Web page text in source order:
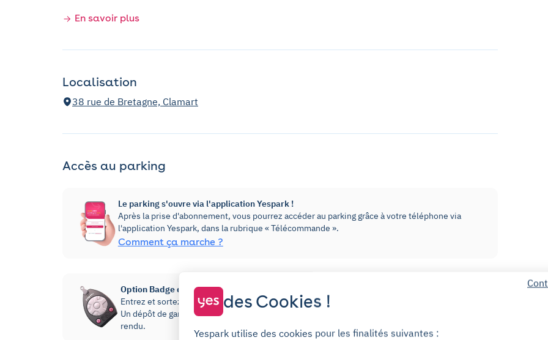
En savoir plus
Localisation
38 rue de Bretagne, Clamart
Accès au parking
Le parking s'ouvre via l'application Yespark !
Après la prise d'abonnement, vous pourrez accéder au parking grâce à votre téléphone via
l'application Yespark, dans la rubrique « Télécommande ».
Comment ça marche ?
Option Badge d'accès
Entrez et sortez de votre parking sans devoir utiliser l'application Yespark !
Un dépôt de garantie de 20€ sera prélevé puis restitué une fois le badge
rendu.
des Cookies !
Yespark utilise des cookies pour les finalités suivantes :